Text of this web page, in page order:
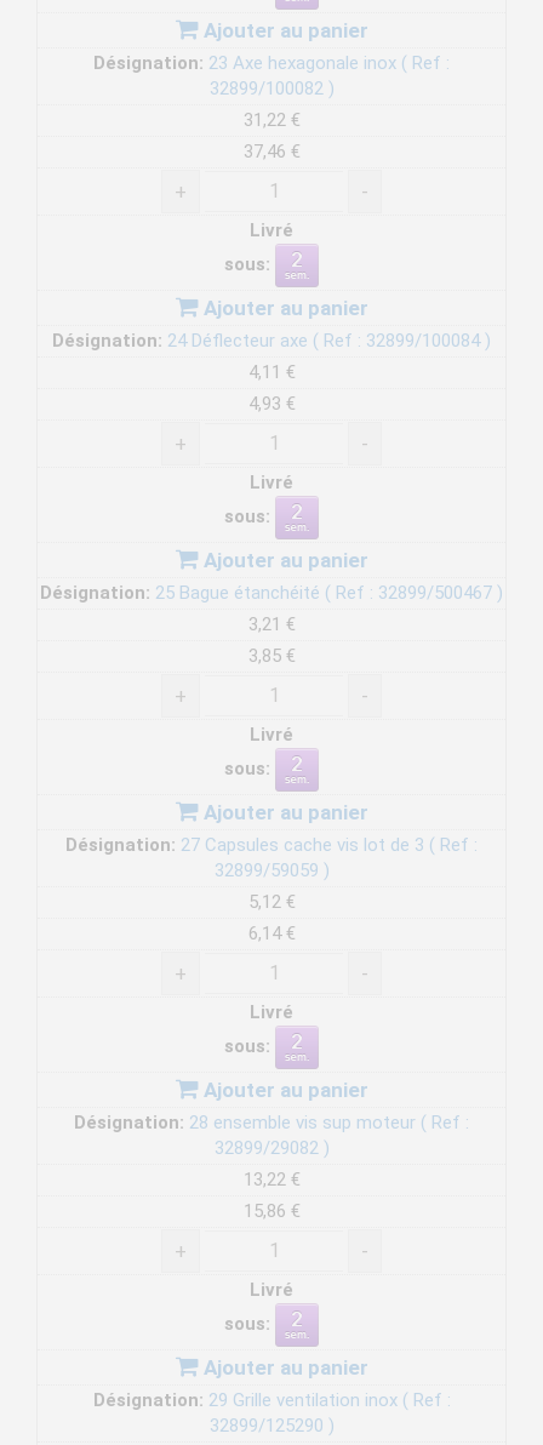
Ajouter au panier
Désignation: 23 Axe hexagonale inox ( Ref :
32899/100082 )
31,22 €
37,46 €
+ -
Livré
sous:
Ajouter au panier
Désignation: 24 Déflecteur axe ( Ref : 32899/100084 )
4,11 €
4,93 €
+ -
Livré
sous:
Ajouter au panier
Désignation: 25 Bague étanchéité ( Ref : 32899/500467 )
3,21 €
3,85 €
+ -
Livré
sous:
Ajouter au panier
Désignation: 27 Capsules cache vis lot de 3 ( Ref :
32899/59059 )
5,12 €
6,14 €
+ -
Livré
sous:
Ajouter au panier
Désignation: 28 ensemble vis sup moteur ( Ref :
32899/29082 )
13,22 €
15,86 €
+ -
Livré
sous:
Ajouter au panier
Désignation: 29 Grille ventilation inox ( Ref :
32899/125290 )